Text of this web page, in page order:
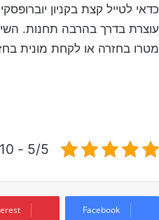
כדאי לטייל קצת בקניון
מטרו בחזרה או לקחת מונית
5/5 - 10 {הצבעות}
Facebook